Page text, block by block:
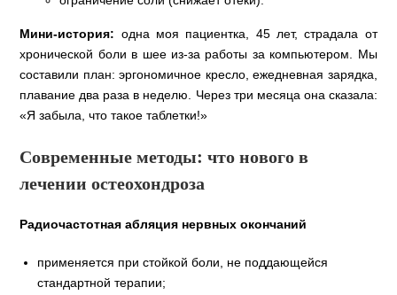
Мини‑история: одна моя пациентка, 45 лет, страдала от
хронической боли в шее из‑за работы за компьютером. Мы
составили план: эргономичное кресло, ежедневная зарядка,
плавание два раза в неделю. Через три месяца она сказала:
«Я забыла, что такое таблетки!»
Современные методы: что нового в
лечении остеохондроза
Радиочастотная абляция нервных окончаний
применяется при стойкой боли, не поддающейся
стандартной терапии;